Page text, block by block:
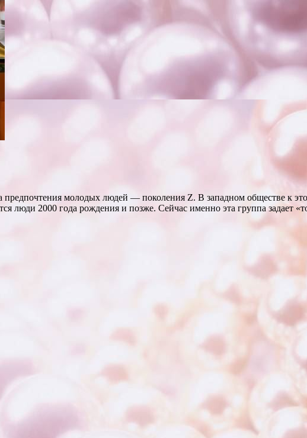
молодых людей — поколения Z. В западном обществе к
люди 2000 года рождения и позже. Сейчас именно эта группа задает